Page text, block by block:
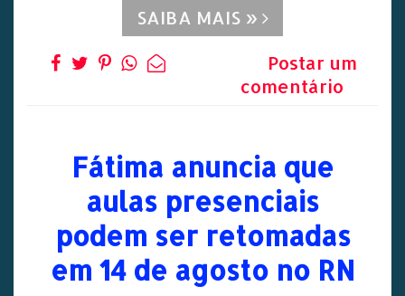
SAIBA MAIS »
Postar um
comentário
Fátima anuncia que
aulas presenciais
podem ser retomadas
em 14 de agosto no RN